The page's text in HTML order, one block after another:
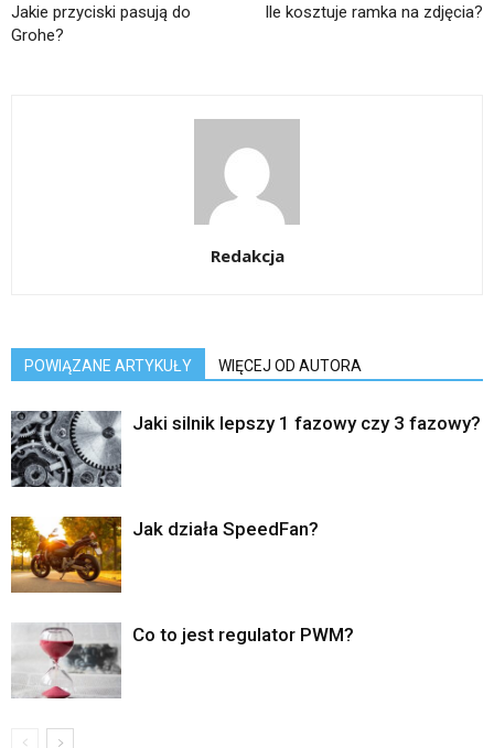
Jakie przyciski pasują do
Grohe?
Ile kosztuje ramka na zdjęcia?
Redakcja
POWIĄZANE ARTYKUŁY WIĘCEJ OD AUTORA
Jaki silnik lepszy 1 fazowy czy 3 fazowy?
Jak działa SpeedFan?
Co to jest regulator PWM?